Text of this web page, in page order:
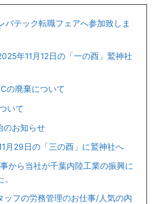
バテック転職フェアへ参加致しま
年11月12日の「一の酉」鷲神社
の廃棄について
いて
のお知らせ
月29日の「三の酉」に鷲神社へ
から当社が千葉内陸工業の振興に
ッフの労務管理のお仕事/人気の内